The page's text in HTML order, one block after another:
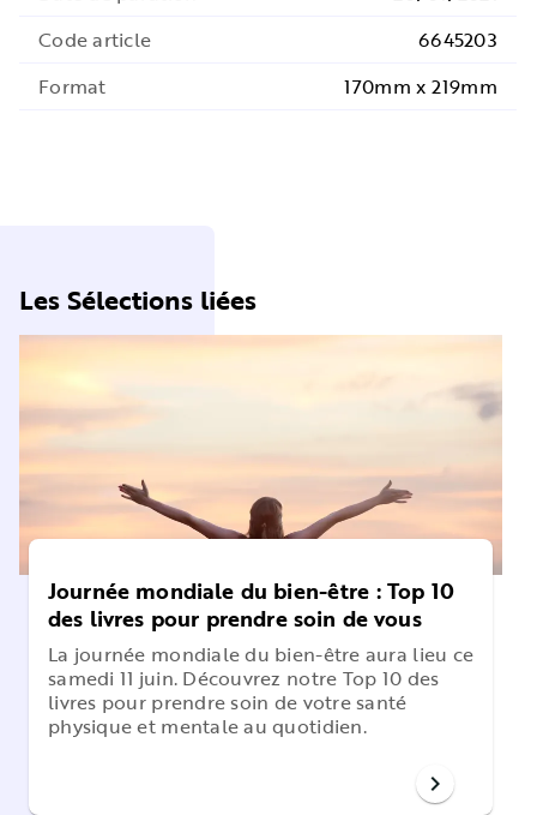
Code article
6645203
Format
170mm x 219mm
Les Sélections liées
Journée mondiale du bien-être : Top 10
des livres pour prendre soin de vous
La journée mondiale du bien-être aura lieu ce
samedi 11 juin. Découvrez notre Top 10 des
livres pour prendre soin de votre santé
physique et mentale au quotidien.
chevron_right